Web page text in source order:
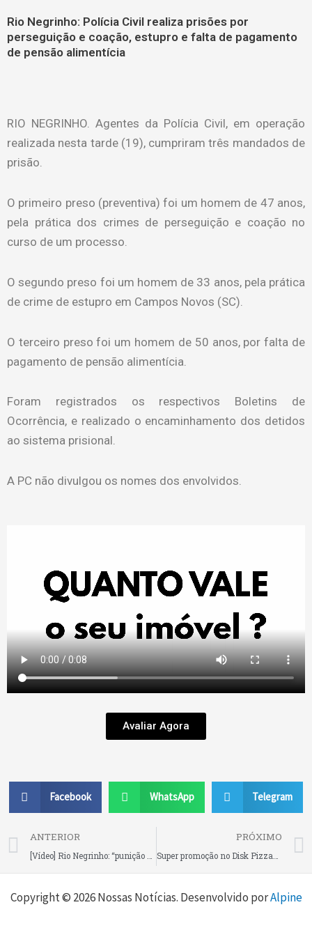
Rio Negrinho: Polícia Civil realiza prisões por
perseguição e coação, estupro e falta de pagamento
de pensão alimentícia
RIO NEGRINHO. Agentes da Polícia Civil, em operação
realizada nesta tarde (19), cumpriram três mandados de
prisão.
O primeiro preso (preventiva) foi um homem de 47 anos,
pela prática dos crimes de perseguição e coação no
curso de um processo.
O segundo preso foi um homem de 33 anos, pela prática
de crime de estupro em Campos Novos (SC).
O terceiro preso foi um homem de 50 anos, por falta de
pagamento de pensão alimentícia.
Foram registrados os respectivos Boletins de
Ocorrência, e realizado o encaminhamento dos detidos
ao sistema prisional.
A PC não divulgou os nomes dos envolvidos.
Avaliar Agora
Facebook WhatsApp Telegram
Prev
ANTERIOR PRÓXIMO
Copyright © 2026 Nossas Notícias. Desenvolvido porAlpine